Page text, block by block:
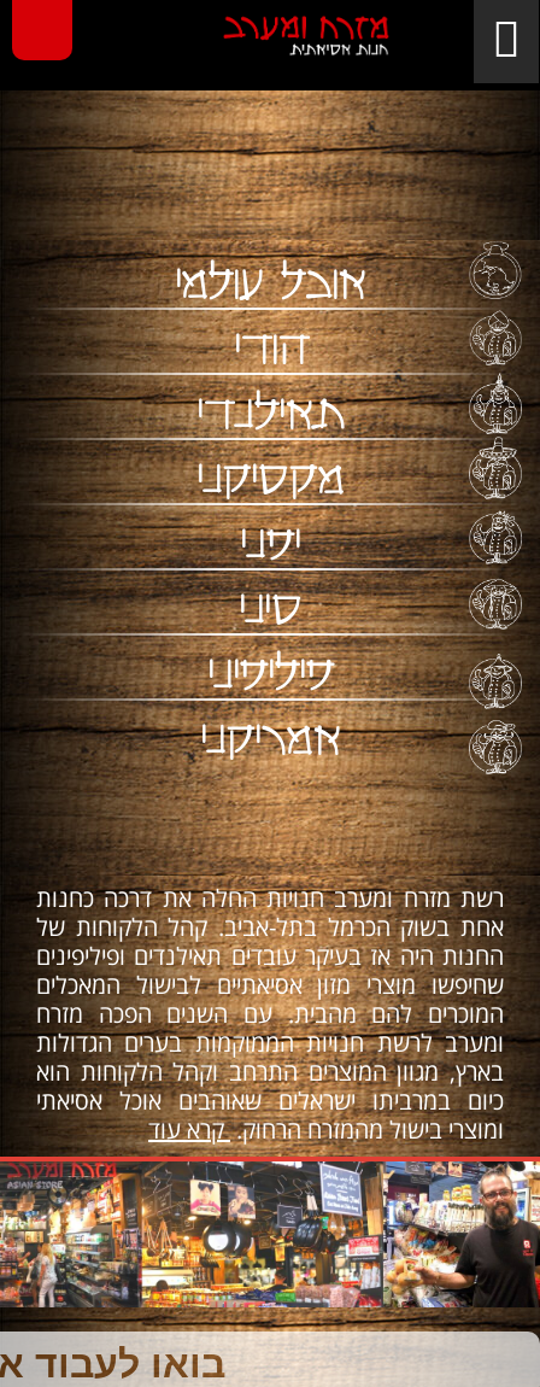
אוכל עולמי
הודי
תאילנדי
מקסיקני
יפני
סיני
פיליפיני
אמריקני
רשת מזרח ומערב חנויות החלה את דרכה כחנות
אחת בשוק הכרמל בתל-אביב. קהל הלקוחות של
החנות היה אז בעיקר עובדים תאילנדים ופיליפינים
שחיפשו מוצרי מזון אסיאתיים לבישול המאכלים
המוכרים להם מהבית. עם השנים הפכה מזרח
ומערב לרשת חנויות הממוקמות בערים הגדולות
בארץ, מגוון המוצרים התרחב וקהל הלקוחות הוא
כיום במרביתו ישראלים שאוהבים אוכל אסיאתי
ומוצרי בישול מהמזרח הרחוק.קרא עוד
בואו לעבוד